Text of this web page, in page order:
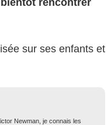
sur ses enfants et
Newman, je connais les